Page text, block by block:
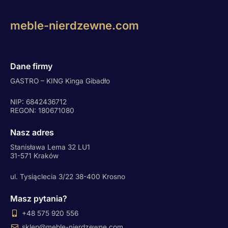
meble-nierdzewne.com
Dane firmy
GASTRO – KING Kinga Gibadło
NIP: 6842436712
REGON: 180671080
Nasz adres
Stanisława Lema 32 LU1
31-571 Kraków
ul. Tysiąclecia 3/22 38-400 Krosno
Masz pytania?
+48 575 920 556